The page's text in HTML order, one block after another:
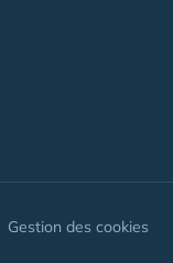
Gestion des cookies